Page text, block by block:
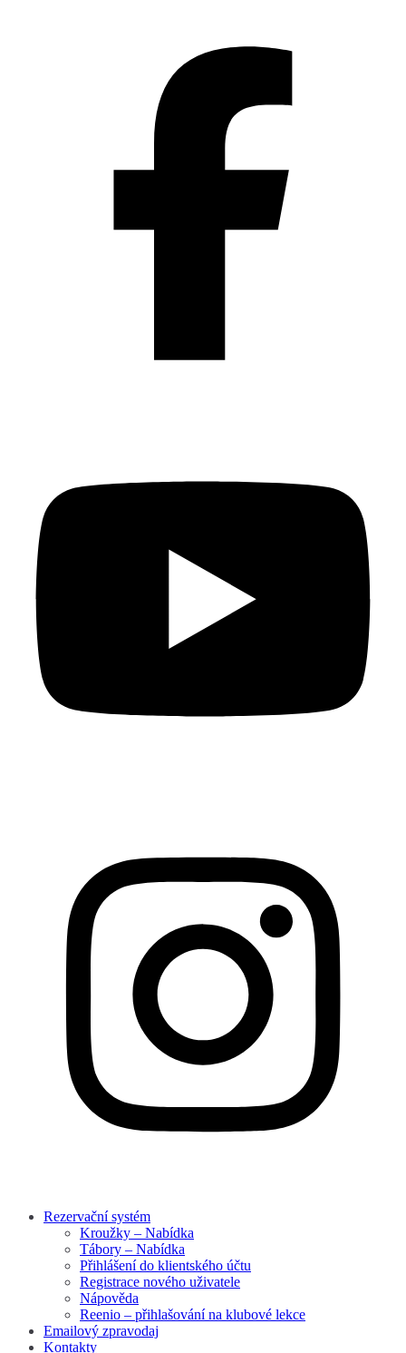
Rezervační systém
Kroužky – Nabídka
Tábory – Nabídka
Přihlášení do klientského účtu
Registrace nového uživatele
Nápověda
Reenio – přihlašování na klubové lekce
Emailový zpravodaj
Kontakty